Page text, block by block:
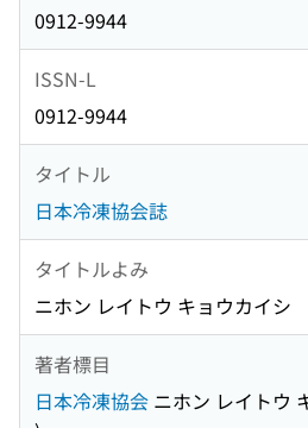
0912-9944
ISSN-L
0912-9944
タイトル
日本冷凍協会誌
タイトルよみ
ニホン レイトウ キョウカイシ
著者標目
日本冷凍協会 ニホン レイトウ